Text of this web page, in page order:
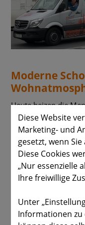
Moderne
Heute heizen die
nachwachsenden
Gasheizungen sind
für zuverlässigen
Verbrennung entsteht.
Ihr Fachbetrieb für
ganz genau.
Unser Angebot für
Diese Website
Marketing- und
gesetzt, wenn Sie
Diese Cookies
„Nur essenzielle
Ihre freiwillige
Unter
Informationen zu